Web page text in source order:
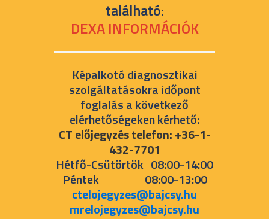
található:
DEXA INFORMÁCIÓK
Képalkotó diagnosztikai
szolgáltatásokra időpont
foglalás a következő
elérhetőségeken kérhető:
CT előjegyzés telefon: +36-1-
432-7701
Hétfő-Csütörtök 08:00-14:00
Péntek 08:00-13:00
ctelojegyzes@bajcsy.hu
mrelojegyzes@bajcsy.hu